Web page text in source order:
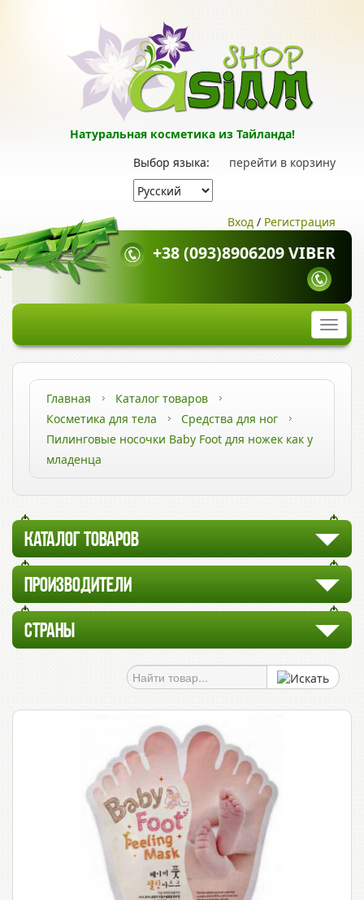
Натуральная косметика из Тайланда!
перейти в корзину
Выбор языка:
Вход / Регистрация
+38 (093)8906209 VIBER
Главная
Каталог товаров
Косметика для тела
Средства для ног
Пилинговые носочки Baby Foot для ножек как у
младенца
КАТАЛОГ ТОВАРОВ
ПРОИЗВОДИТЕЛИ
СТРАНЫ